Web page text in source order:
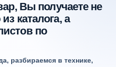
Вы получаете не
каталога, а
по
разбираемся в технике,